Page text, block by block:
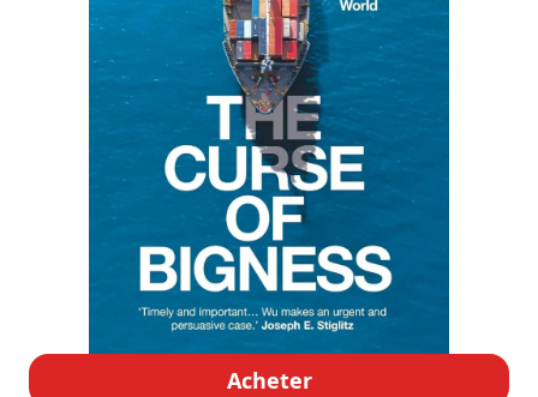
Acheter